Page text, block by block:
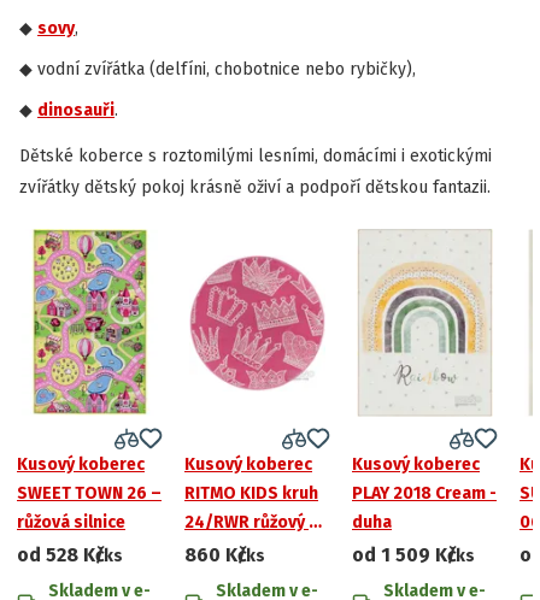
sovy,
vodní zvířátka (delfíni, chobotnice nebo rybičky),
dinosauři.
Dětské koberce s roztomilými lesními, domácími i exotickými
zvířátky dětský pokoj krásně oživí a podpoří dětskou fantazii.
Kusový koberec
SWEET TOWN 26 –
růžová silnice
od 528 Kč/ks
Skladem v e-
Kusový koberec
RITMO KIDS kruh
24/RWR růžový s
korunkami
860 Kč/ks
Skladem v e-
Kusový koberec
PLAY 2018 Cream -
duha
od 1 509 Kč/ks
Skladem v e-